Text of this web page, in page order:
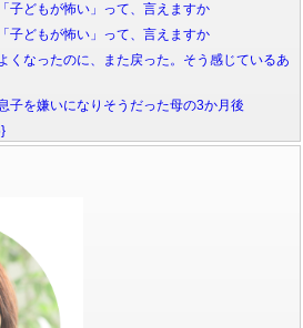
子どもが怖い」って、言えますか
子どもが怖い」って、言えますか
くなったのに、また戻った。そう感じているあ
子を嫌いになりそうだった母の3か月後